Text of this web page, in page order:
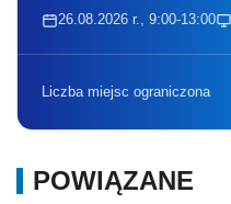
26.08.2026 r., 9:00-13:00
Liczba miejsc ograniczona
POWIĄZANE